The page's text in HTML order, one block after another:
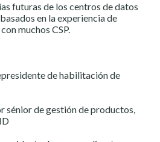
futuras de los centros de datos
​​en la experiencia de
muchos CSP.
de habilitación de
sénior de gestión de productos,